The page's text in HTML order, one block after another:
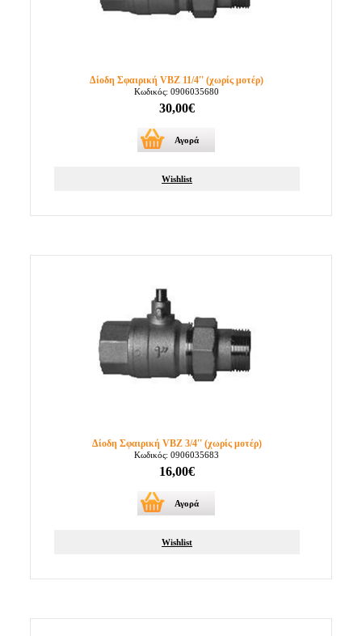
Δίοδη Σφαιρική VBZ 11/4'' (χωρίς μοτέρ)
Κωδικός: 0906035680
30,00€
Αγορά
Wishlist
Δίοδη Σφαιρική VBZ 3/4'' (χωρίς μοτέρ)
Κωδικός: 0906035683
16,00€
Αγορά
Wishlist